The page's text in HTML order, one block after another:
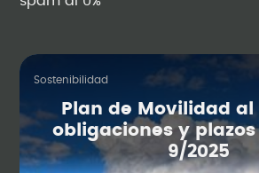
Sostenibilidad
Plan de Movilidad al
obligaciones y plazos
9/2025